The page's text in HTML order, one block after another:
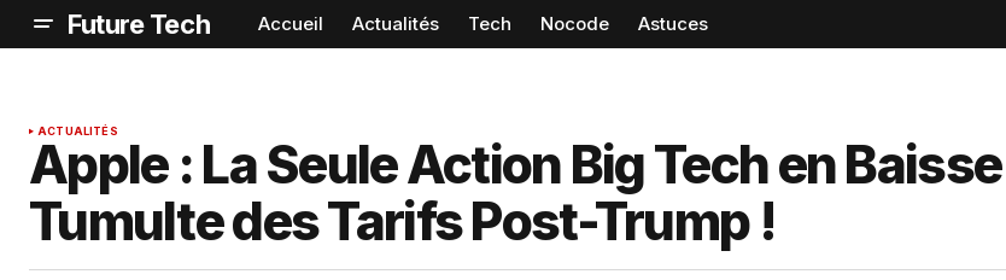
Future Tech Accueil Actualités Tech Nocode Astuces
ACTUALITÉS
Apple : La Seule Action Big Tech en
Tumulte des Tarifs Post-Trump !